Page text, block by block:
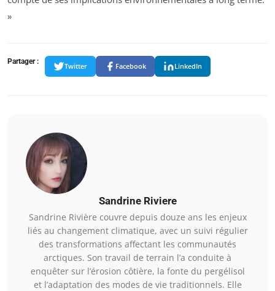
»
Partager :
Twitter Facebook LinkedIn
Sandrine Riviere
Sandrine Rivière couvre depuis douze ans les enjeux
liés au changement climatique, avec un suivi régulier
des transformations affectant les communautés
arctiques. Son travail de terrain l’a conduite à
enquêter sur l’érosion côtière, la fonte du pergélisol
et l’adaptation des modes de vie traditionnels. Elle